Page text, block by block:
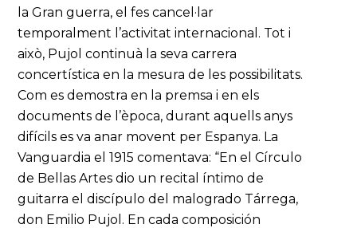
la Gran guerra, el fes cancel·lar
temporalment l’activitat internacional. Tot i
això, Pujol continuà la seva carrera
concertística en la mesura de les possibilitats.
Com es demostra en la premsa i en els
documents de l’època, durant aquells anys
difícils es va anar movent per Espanya. La
Vanguardia el 1915 comentava: “En el Círculo
de Bellas Artes dio un recital íntimo de
guitarra el discípulo del malogrado Tárrega,
don Emilio Pujol. En cada composición